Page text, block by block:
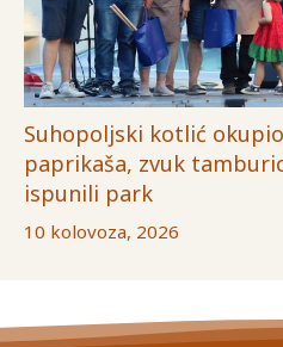
Suhopoljski kotlić
paprikaša, zvuk
ispunili park
10 kolovoza, 2026